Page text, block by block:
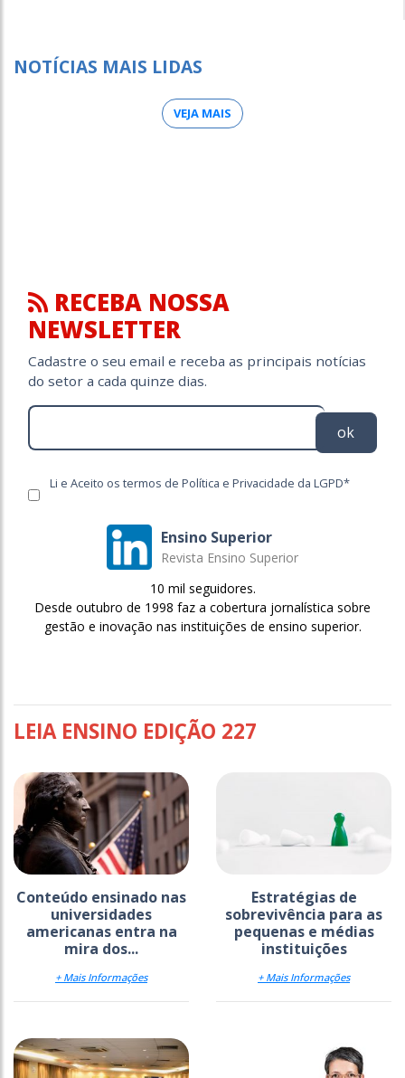
NOTÍCIAS MAIS LIDAS
VEJA MAIS
RECEBA NOSSA
NEWSLETTER
Cadastre o seu email e receba as principais notícias
do setor a cada quinze dias.
ok
Li e Aceito os termos de Política e Privacidade da LGPD*
Ensino Superior
Revista Ensino Superior
10 mil seguidores.
Desde outubro de 1998 faz a cobertura jornalística sobre
gestão e inovação nas instituições de ensino superior.
LEIA ENSINO EDIÇÃO 227
Conteúdo ensinado nas
universidades
americanas entra na
mira dos...
+ Mais Informações
Estratégias de
sobrevivência para as
pequenas e médias
instituições
+ Mais Informações